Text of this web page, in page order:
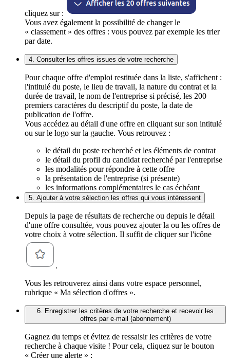
cliquez sur :
Vous avez également la possibilité de changer le
« classement » des offres : vous pouvez par exemple les trier
par date.
4. Consulter les offres issues de votre recherche
Pour chaque offre d'emploi restituée dans la liste, s'affichent :
l'intitulé du poste, le lieu de travail, la nature du contrat et la
durée de travail, le nom de l'entreprise si précisé, les 200
premiers caractères du descriptif du poste, la date de
publication de l'offre.
Vous accédez au détail d'une offre en cliquant sur son intitulé
ou sur le logo sur la gauche. Vous retrouvez :
le détail du poste recherché et les éléments de contrat
le détail du profil du candidat recherché par l'entreprise
les modalités pour répondre à cette offre
la présentation de l'entreprise (si présente)
les informations complémentaires le cas échéant
5. Ajouter à votre sélection les offres qui vous intéressent
Depuis la page de résultats de recherche ou depuis le détail
d'une offre consultée, vous pouvez ajouter la ou les offres de
votre choix à votre sélection. Il suffit de cliquer sur l'icône
.
Vous les retrouverez ainsi dans votre espace personnel,
rubrique « Ma sélection d'offres ».
6. Enregistrer les critères de votre recherche et recevoir les
offres par e-mail (abonnement)
Gagnez du temps et évitez de ressaisir les critères de votre
recherche à chaque visite ! Pour cela, cliquez sur le bouton
« Créer une alerte » :